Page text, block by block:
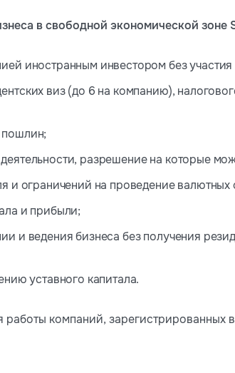
в свободной экономической зоне
иностранным инвестором без
виз (до 6 на компанию),
разрешение на которые
и ограничений на проведение
и прибыли;
и ведения бизнеса без получения
уставного капитала.
компаний, зарегистрированных